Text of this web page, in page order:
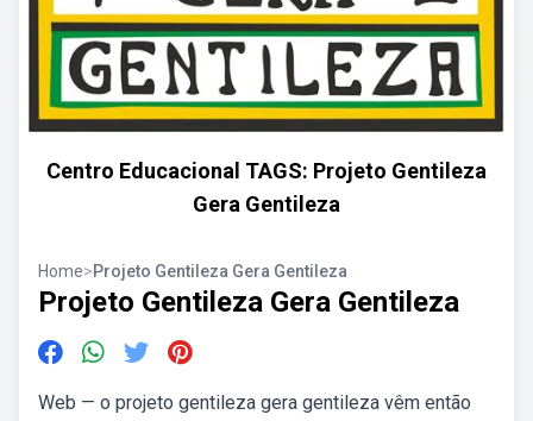
Centro Educacional TAGS: Projeto Gentileza
Gera Gentileza
Home>Projeto Gentileza Gera Gentileza
Projeto Gentileza Gera Gentileza
Web — o projeto gentileza gera gentileza vêm então